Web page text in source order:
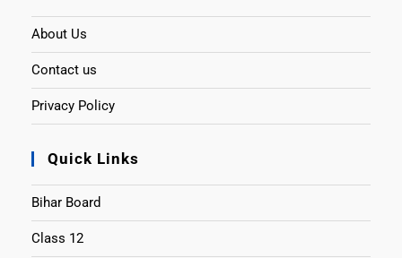
About Us
Contact us
Privacy Policy
Quick Links
Bihar Board
Class 12